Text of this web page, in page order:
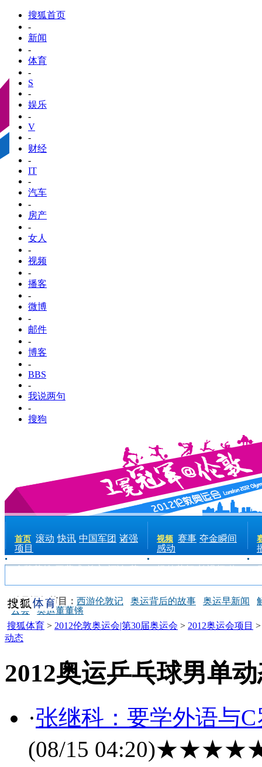
搜狐首页
-
新闻
-
体育
-
S
-
娱乐
-
V
-
财经
-
IT
-
汽车
-
房产
-
女人
-
视频
-
播客
-
微博
-
邮件
-
博客
-
BBS
-
我说两句
-
搜狗
首页 滚动 快讯 中国军团 诸强
项目
金牌英雄 开幕式 前方 评论 花
视频 赛事 夺金瞬间
感动
场外花絮 长视频 热
精品视频节目： 西游伦敦记 奥运背后的故事 奥运早新闻
云会
奥运董董锵
搜狐体育 > 2012伦敦奥运会|第30届奥运会 > 2012奥运会项目
动态
2012奥运乒乓球男单
·张继科：要学外语与
(08/15 04:20)